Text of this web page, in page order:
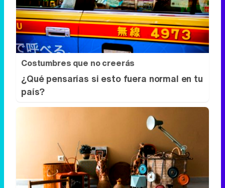
Costumbres que no creerás
¿Qué pensarías si esto fuera normal en tu
país?